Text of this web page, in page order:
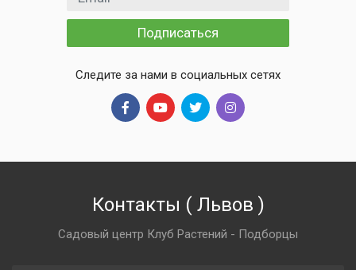
Подписаться
Следите за нами в социальных сетях
Контакты ( Львов )
Садовый центр Клуб Растений - Подборцы